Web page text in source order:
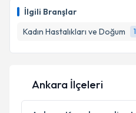
İlgili Branşlar
Kadın Hastalıkları ve Doğum
1
Ankara İlçeleri